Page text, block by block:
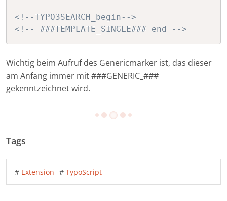
<!--TYPO3SEARCH_begin-->
<!-- ###TEMPLATE_SINGLE### end -->
Wichtig beim Aufruf des Genericmarker ist, das dieser
am Anfang immer mit ###GENERIC_###
gekenntzeichnet wird.
Tags
# Extension # TypoScript